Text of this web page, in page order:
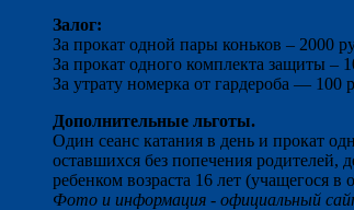
Залог:
За прокат одной пары коньков – 2000
За прокат одного комплекта защиты –
За утрату номерка от гардероба — 100
Дополнительные льготы.
Один сеанс катания в день и прокат
оставшихся без попечения родителей,
ребенком возраста 16 лет (учащегося
Фото и информация - официальный